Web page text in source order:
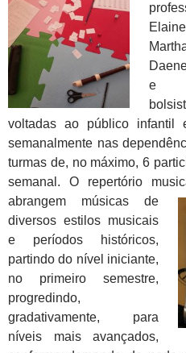
Elaine
e
voltadas ao público infantil
semanalmente nas
turmas de, no máximo, 6
semanal. O repertório
abrangem músicas de
diversos estilos musicais
e períodos históricos,
partindo do nível iniciante,
no primeiro semestre,
progredindo,
gradativamente, para
níveis mais avançados,